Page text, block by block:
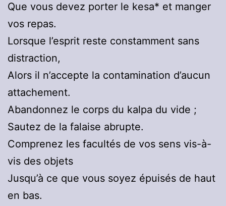
Que vous devez porter le kesa* et manger
vos repas.
Lorsque l’esprit reste constamment sans
distraction,
Alors il n’accepte la contamination d’aucun
attachement.
Abandonnez le corps du kalpa du vide ;
Sautez de la falaise abrupte.
Comprenez les facultés de vos sens vis-à-
vis des objets
Jusqu’à ce que vous soyez épuisés de haut
en bas.